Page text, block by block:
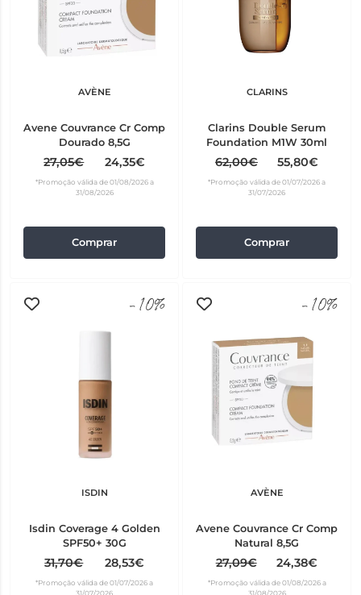
AVÈNE
Avene Couvrance Cr Comp
Dourado 8,5G
27,05€ 24,35€
*Promoção válida de 01/08/2026 a
31/08/2026
Comprar
CLARINS
Clarins Double Serum
Foundation M1W 30ml
62,00€ 55,80€
*Promoção válida de 01/07/2026 a
31/07/2026
Comprar
-10%
ISDIN
Isdin Coverage 4 Golden
SPF50+ 30G
31,70€ 28,53€
*Promoção válida de 01/07/2026 a
31/07/2026
-10%
AVÈNE
Avene Couvrance Cr Comp
Natural 8,5G
27,09€ 24,38€
*Promoção válida de 01/08/2026 a
31/08/2026